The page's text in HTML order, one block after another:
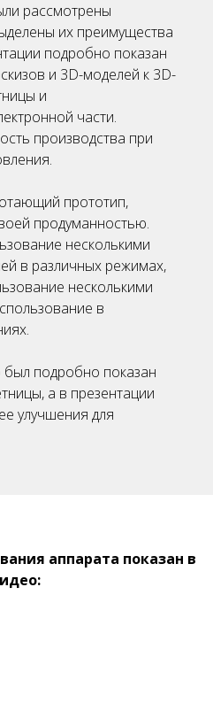
рассмотрены
их преимущества
подробно показан
и 3D-моделей к 3D-
и
части.
производства при
прототип,
продуманностью.
несколькими
в различных режимах,
несколькими
в
подробно показан
а в презентации
улучшения для
аппарата показан в